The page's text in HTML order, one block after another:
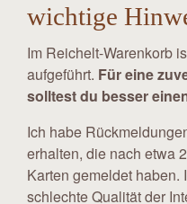
wichtige
Im Reichelt-Warenkorb
aufgeführt. Für eine
solltest du besser
Ich habe
erhalten, die nach etwa
Karten gemeldet haben.
schlechte Qualität der